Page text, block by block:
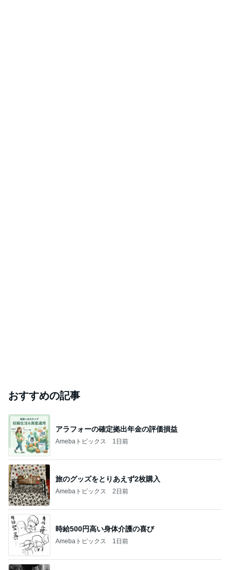
おすすめの記事
アラフォーの確定拠出年金の評価損益
Amebaトピックス 1日前
旅のグッズをとりあえず2枚購入
Amebaトピックス 2日前
時給500円高い身体介護の喜び
Amebaトピックス 1日前